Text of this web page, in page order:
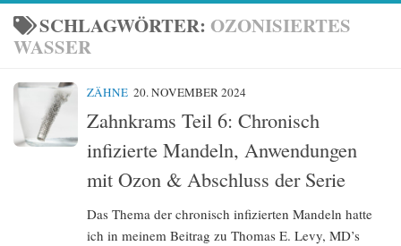
SCHLAGWÖRTER: OZONISIERTES
WASSER
ZÄHNE 20. NOVEMBER 2024
Zahnkrams Teil 6: Chronisch
infizierte Mandeln, Anwendungen
mit Ozon & Abschluss der Serie
Das Thema der chronisch infizierten Mandeln hatte
ich in meinem Beitrag zu Thomas E. Levy, MD’s